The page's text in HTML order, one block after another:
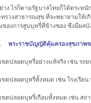
าง ไรก็ตามรัฐบาลไทยก็ได้ตระห
ทรวงสาธารณสุข ที่จะพยายามให้
ของการสูบบุหรี่ที่ข้างซอง ซึ่งมีผล
ราชบัญญัติคุ้มครองสุขภาพของผู้
ขตปลอดบุหรี่อย่างแท้จริง เช่น ร
ขตปลอดบุหรี่ทั้งหมด เช่น โรงเรีย
ขตปลอดบุหรี่เกือบทั้งหมด เช่น สถ